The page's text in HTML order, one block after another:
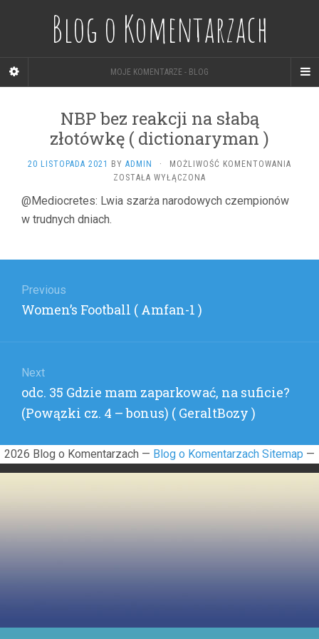
Blog o Komentarzach
MOJE KOMENTARZE - BLOG
NBP bez reakcji na słabą
złotówkę ( dictionaryman )
20 LISTOPADA 2021 BY ADMIN · MOŻLIWOŚĆ KOMENTOWANIA
ZOSTAŁA WYŁĄCZONA
@Mediocretes: Lwia szarża narodowych czempionów
w trudnych dniach.
wpisu
Previous
Previous
Women’s Football ( Amfan-1 )
Next
Next
post:
odc. 35 Gdzie mam zaparkować, na suficie?
(Powązki cz. 4 – bonus) ( GeraltBozy )
2026 Blog o Komentarzach — Blog o Komentarzach Sitemap —